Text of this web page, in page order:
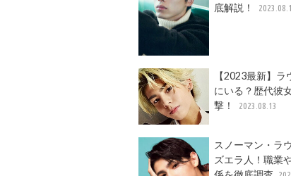
底解説！
【2023最新】
にいる？歴代彼
撃！
2023.08.13
スノーマン・ラ
ズエラ人！職業